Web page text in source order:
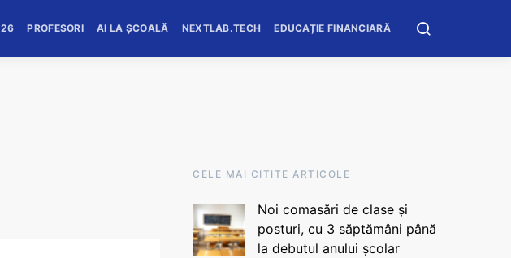
PROFESORI AI LA ȘCOALĂ NEXTLAB.TECH EDUCAȚIE FINANCIARĂ
CELE MAI CITITE ARTICOLE
Noi comasări de clase și
posturi, cu 3 săptămâni până
la debutul anului școlar